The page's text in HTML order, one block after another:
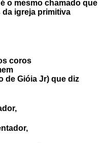
o mesmo chamado que
da igreja primitiva
coros
de Gióia Jr) que diz